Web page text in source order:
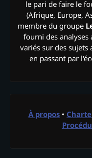
le pari de faire le
(Afrique, Europe,
membre du groupe
fourni des analyses
variés sur des
en passant par
À propos •